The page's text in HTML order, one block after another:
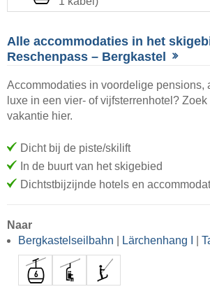
Alle accommodaties in het
Reschenpass – Bergkastel
Accommodaties in voordelige pensions,
luxe in een vier- of vijfsterrenhotel?
vakantie hier.
Dicht bij de piste/skilift
In de buurt van het skigebied
Dichtstbijzijnde hotels en
Naar
Bergkastelseilbahn
Lärchenhang I